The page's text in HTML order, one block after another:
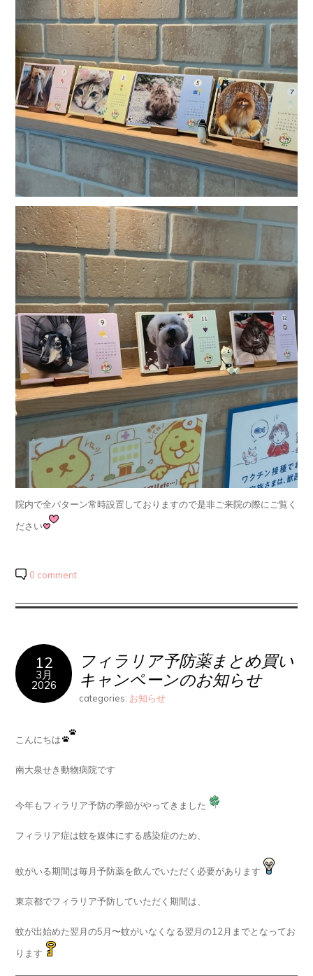
院内で全パターン常時設置しておりますので是非ご来院の際にご覧く
ださい
0 comment
12
3月
2026
フィラリア予防薬まとめ買い
キャンペーンのお知らせ
categories: お知らせ
こんにちは
南大泉せき動物病院です
今年もフィラリア予防の季節がやってきました
フィラリア症は蚊を媒体にする感染症のため、
蚊がいる期間は毎月予防薬を飲んでいただく必要があります
東京都でフィラリア予防していただく期間は、
蚊が出始めた翌月の5月〜蚊がいなくなる翌月の12月までとなってお
ります